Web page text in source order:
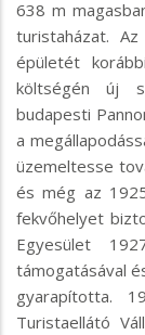
638 m
turistaházat.
épületét
költségén új
budapesti
a
üzemeltesse
és még az
fekvőhelyet
Egyesület
támogatásával
gyarapította.
Turistaellátó